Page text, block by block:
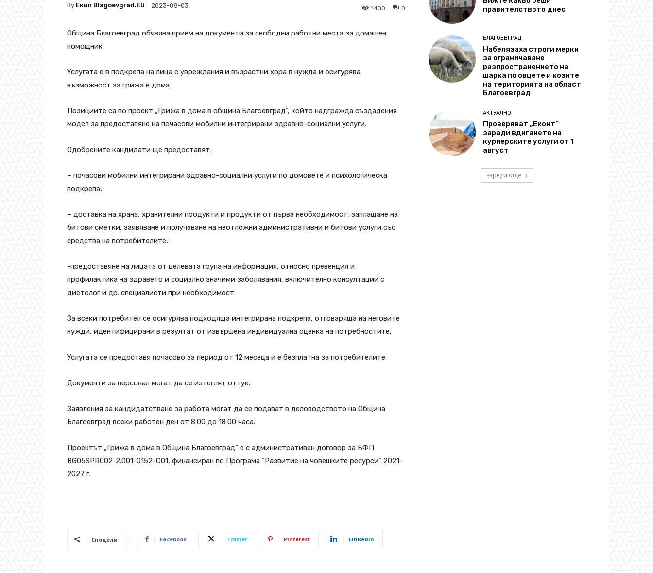
By Екип Blagoevgrad.EU 2023-08-03 0
1400
Община Благоевград обявява прием на документи за свободни работни места за домашен
помощник.
Услугата е в подкрепа на лица с увреждания и възрастни хора в нужда и осигурява
възможност за грижа в дома.
Позициите са по проект „Грижа в дома в община Благоевград“, който надгражда създадения
модел за предоставяне на почасови мобилни интегрирани здравно-социални услуги.
Одобрените кандидати ще предoставят:
– почасови мобилни интегрирани здравно-социални услуги по домовете и психологическа
подкрепа;
– доставка на храна, хранителни продукти и продукти от първа необходимост, заплащане на
битови сметки, заявяване и получаване на неотложни административни и битови услуги със
средства на потребителите;
-предоставяне на лицата от целевата група на информация, относно превенция и
профилактика на здравето и социално значими заболявания, включително консултации с
диетолог и др. специалисти при необходимост.
За всеки потребител се осигурява подходяща интегрирана подкрепа, отговаряща на неговите
нужди, идентифицирани в резултат от извършена индивидуална оценка на потребностите.
Услугата се предоставя почасово за период от 12 месеца и е безплатна за потребителите.
Документи за персонал могат да се изтеглят оттук.
Заявления за кандидатстване за работа могат да се подават в деловодството на Община
Благоевград всеки работен ден от 8:00 до 18:00 часа.
Проектът „Грижа в дома в Община Благоевград“ е с административен договор за БФП
BG05SPR002-2.001-0152-C01, финансиран по Програма “Развитие на човешките ресурси” 2021-
2027 г.
Сподели Facebook Twitter Pinterest Linkedin
правителството днес
БЛАГОЕВГРАД
Набелязаха строги мерки
за ограничаване
разпространението на
шарка по овцете и козите
на територията на област
Благоевград
АКТУАЛНО
Проверяват „Еконт“
заради вдигането на
куриерските услуги от 1
август
зареди още